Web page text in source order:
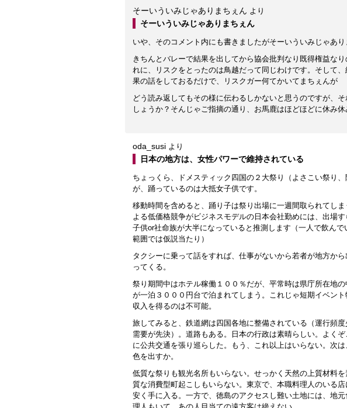
そーいういみじゃありまちぇん より
そーいういみじゃありまちぇん
いや、そのコメント内にも書きましたがそーいういみじゃあ
きちんとバレーで結果を出してから協会批判なり既得権益な
れに、リスクをとったのは鳥越だって同じわけです。そして
果の話をしておるだけで、リスクガー何てかいてまちぇんが
どう読み返してもその様に伝わるしかないと思うのですが、
しょうか？そんじゃご指摘の通り、お馬鹿はほどほどに休み休
oda_susi より
日本の地方は、女性パワーで維持されている
ちょっくら、ドメスティック四国の２大祭り（よさこい祭り
が、踊っているのは大抵女子供です。
移動時間を含めると、踊り子は祭り出場に一週間取られてし
よる低価格競争がビジネスモデルの日本会社勤めには、出場
子供or社命族が大半になっていると推測します（一人で飲ん
範囲では仮説当たり）
タクシーに乗って話をすれば、仕事がないから若者が地方か
ってくる。
祭り期間中はホテル稼働１００％だが、平常時は県庁所在地
が一泊３０００円台で泊まれてしまう。これじゃ短期イベン
収入を得るのは不可能。
旅してみると、鉄道網は四国各地に整備されている（運行頻度
需要が先決）。道路もある。日本の行政は素晴らしい。よく
に公共交通を張り巡らした。もう、これ以上はいらない。次
色を出すか。
低質な祭りも観光名所もいらない。せっかく天然の上質材料
質な消費型町起こしもいらない。東京で、本職料理人のいる
安く手に入る。一方で、徳島のアクセスし難い土地には、地